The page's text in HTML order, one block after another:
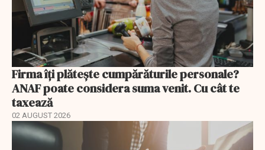
Firma îți plătește cumpărăturile personale?
ANAF poate considera suma venit. Cu cât te
taxează
02 AUGUST 2026